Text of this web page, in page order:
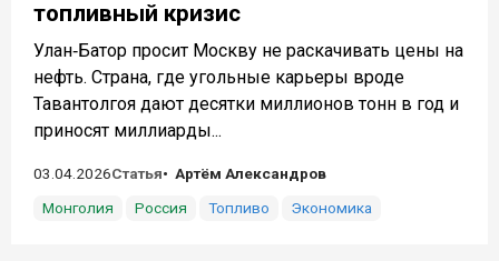
топливный кризис
Улан‑Батор просит Москву не раскачивать цены на
нефть. Страна, где угольные карьеры вроде
Тавантолгоя дают десятки миллионов тонн в год и
приносят миллиарды...
03.04.2026Статья
Артём Александров
Монголия
Россия Топливо Экономика